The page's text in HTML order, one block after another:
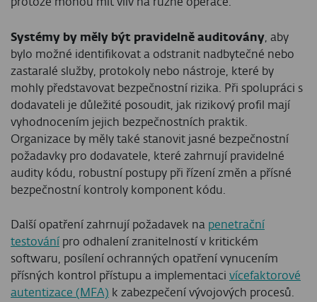
Systémy by měly být pravidelně auditovány , aby
bylo možné identifikovat a odstranit nadbytečné nebo
zastaralé služby, protokoly nebo nástroje, které by
mohly představovat bezpečnostní rizika. Při spolupráci s
dodavateli je důležité posoudit, jak rizikový profil mají
vyhodnocením jejich bezpečnostních praktik.
Organizace by měly také stanovit jasné bezpečnostní
požadavky pro dodavatele, které zahrnují pravidelné
audity kódu, robustní postupy při řízení změn a přísné
bezpečnostní kontroly komponent kódu.
Další opatření zahrnují požadavek na penetrační
testování pro odhalení zranitelností v kritickém
softwaru, posílení ochranných opatření vynucením
přísných kontrol přístupu a implementaci vícefaktorové
autentizace (MFA) k zabezpečení vývojových procesů.